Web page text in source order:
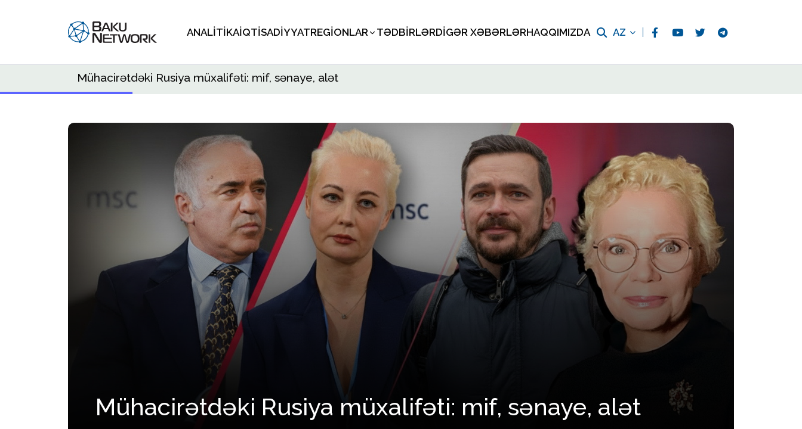
ANALITIKAİQTISADIYYATREGIONLAR TƏDBIRLƏRDIGƏR XƏBƏRLƏRHAQQIMIZDA AZ
Mühacirətdəki Rusiya müxalifəti: mif, sənaye, alət
Mühacirətdəki Rusiya müxalifəti: mif, sənaye, alət